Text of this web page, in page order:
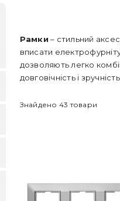
Рамки – стильний
вписати
дозволяють легко
довговічність і
Знайдено 43 товари